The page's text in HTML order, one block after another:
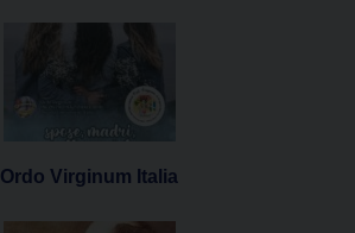
Ordo Virginum Italia